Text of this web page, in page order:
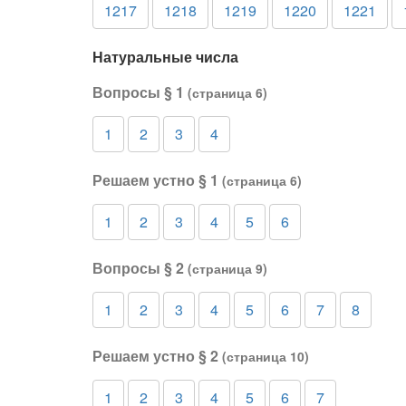
1217 1218 1219 1220 1221
Натуральные числа
Вопросы § 1 (страница 6)
1 2 3 4
Решаем устно § 1 (страница 6)
1 2 3 4 5 6
Вопросы § 2 (страница 9)
1 2 3 4 5 6 7 8
Решаем устно § 2 (страница 10)
1 2 3 4 5 6 7